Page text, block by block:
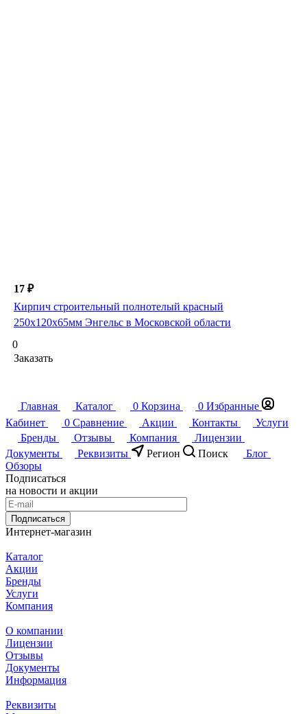
17 ₽
Кирпич строительный полнотелый красный
250х120х65мм Энгельс в Московской области
0
Заказать
Главная Каталог 0 Корзина 0 Избранные
Кабинет
0 Сравнение Акции Контакты
Услуги
Бренды
Отзывы Компания
Лицензии
Документы
Реквизиты Регион Поиск
Блог
Обзоры
Подписаться
на новости и акции
Подписаться
Интернет-магазин
Каталог
Акции
Бренды
Услуги
Компания
О компании
Лицензии
Отзывы
Документы
Информация
Реквизиты